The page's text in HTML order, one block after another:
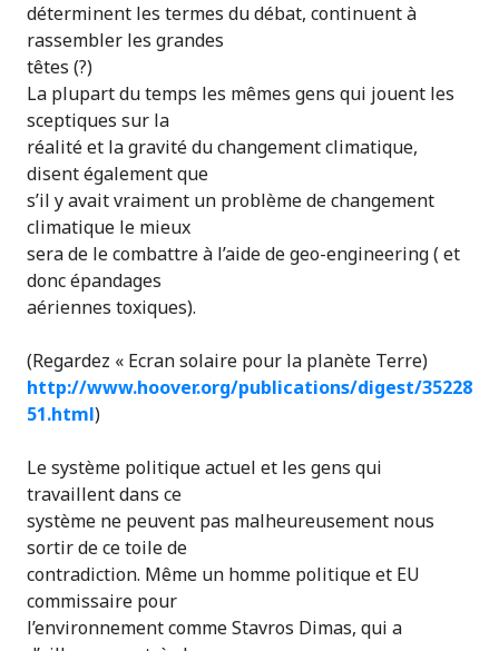
déterminent les termes du débat, continuent à
rassembler les grandes
têtes (?)
La plupart du temps les mêmes gens qui jouent les
sceptiques sur la
réalité et la gravité du changement climatique,
disent également que
s’il y avait vraiment un problème de changement
climatique le mieux
sera de le combattre à l’aide de geo-engineering ( et
donc épandages
aériennes toxiques).
(Regardez « Ecran solaire pour la planète Terre)
http://www.hoover.org/publications/digest/35228
51.html)
Le système politique actuel et les gens qui
travaillent dans ce
système ne peuvent pas malheureusement nous
sortir de ce toile de
contradiction. Même un homme politique et EU
commissaire pour
l’environnement comme Stavros Dimas, qui a